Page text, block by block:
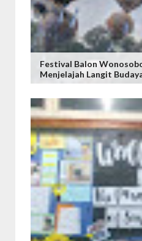
Festival Balon
Menjelajah Langit